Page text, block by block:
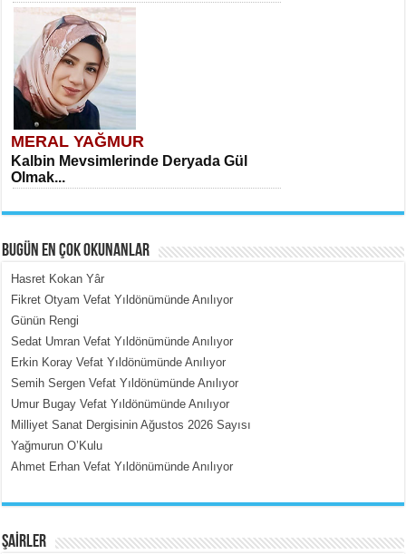
MERAL YAĞMUR
Kalbin Mevsimlerinde Deryada Gül
Olmak...
MEHMET ÇOBAN
İçerdeki Put Dışardaki Maskeler...
BUGÜN EN ÇOK OKUNANLAR
Hasret Kokan Yâr
Fikret Otyam Vefat Yıldönümünde Anılıyor
Günün Rengi
Sedat Umran Vefat Yıldönümünde Anılıyor
Erkin Koray Vefat Yıldönümünde Anılıyor
Semih Sergen Vefat Yıldönümünde Anılıyor
Umur Bugay Vefat Yıldönümünde Anılıyor
Milliyet Sanat Dergisinin Ağustos 2026 Sayısı
Yağmurun O’Kulu
Ahmet Erhan Vefat Yıldönümünde Anılıyor
ŞAİRLER